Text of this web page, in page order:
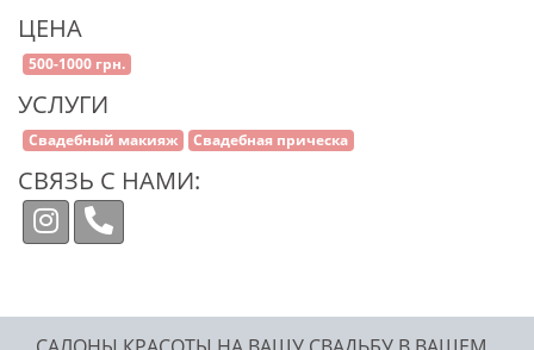
ЦЕНА
500-1000 грн.
УСЛУГИ
Свадебный макияж Свадебная прическа
СВЯЗЬ С НАМИ: